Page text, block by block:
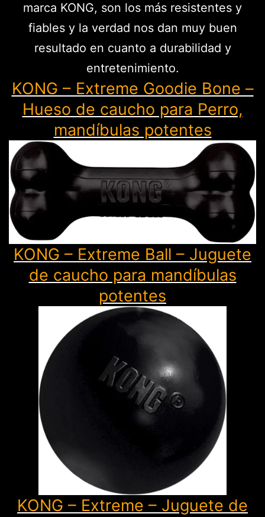
marca KONG, son los más resistentes y
fiables y la verdad nos dan muy buen
resultado en cuanto a durabilidad y
entretenimiento.
KONG – Extreme Goodie Bone –
Hueso de caucho para Perro,
mandíbulas potentes
KONG – Extreme Ball – Juguete
de caucho para mandíbulas
potentes
KONG – Extreme – Juguete de